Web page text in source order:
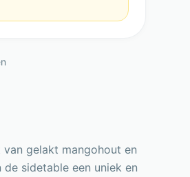
gelakt mangohout en
sidetable een uniek en